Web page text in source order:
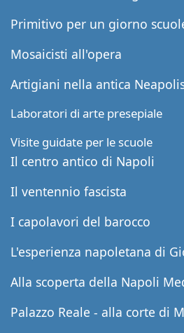
Primitivo per un giorno
Mosaicisti all'opera
Artigiani nella antica
Laboratori di arte presepiale
Visite guidate per le scuole
Il centro antico di Napoli
Il ventennio fascista
I capolavori del barocco
L'esperienza napoletana di
Alla scoperta della Napoli
Palazzo Reale - alla corte di